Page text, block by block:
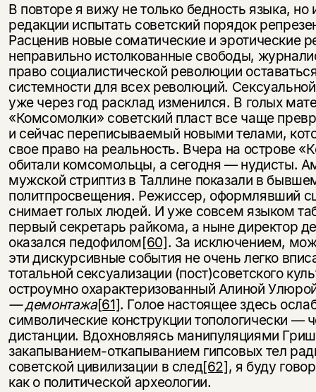
В повторе я вижу не только бедность языка, но
редакции испытать советский порядок
Расценив новые соматические и эротические
неправильно истолкованные свободы,
право социалистической революции
системности для всех революций.
уже через год расклад изменился. В голых
«Комсомолки» советский пласт все чаще
и сейчас переписываемый новыми телами,
свое право на реальность. Вчера на острове
обитали комсомольцы, а сегодня — нудисты.
мужской стриптиз в Таллине показали в
политпросвещения. Режиссер, оформлявший
снимает голых людей. И уже совсем языком
первый секретарь райкома, а ныне директор
оказался педофилом[60]. За исключением,
эти дискурсивные события не очень легко
тотальной сексуализации (пост)советского
остроумно охарактеризованный Алиной
— демонтажа[61]. Голое настоящее здесь
символические конструкции топологически —
дистанции. Вдохновляясь манипуляциями
закапыванием-откапыванием гипсовых тел
советской цивилизации в след[62], я буду
как о политической археологии.